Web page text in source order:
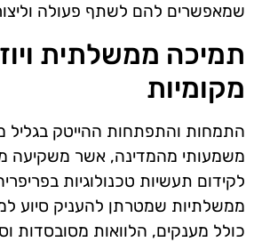
שמאפשרים להם לשתף פעולה
תמיכה ממשלתית
מקומיות
התמחות והתפתחות ההייטק בגליל
משמעותי מהמדינה, אשר משקיעה
לקידום תעשיות טכנולוגיות
ממשלתיות שמטרתן להעניק סיוע
כולל מענקים, הלוואות מסובסדות